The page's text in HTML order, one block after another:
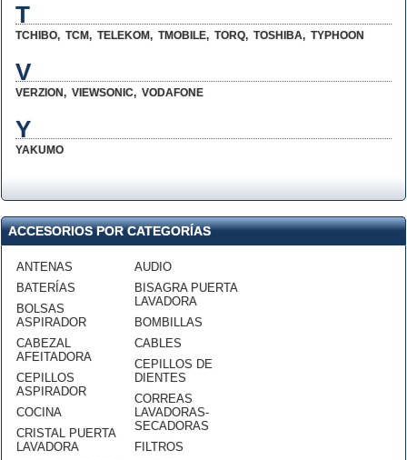
T
TCHIBO, TCM, TELEKOM, TMOBILE, TORQ, TOSHIBA, TYPHOON
V
VERZION, VIEWSONIC, VODAFONE
Y
YAKUMO
ACCESORIOS POR CATEGORÍAS
ANTENAS
BATERÍAS
BOLSAS
ASPIRADOR
CABEZAL
AFEITADORA
CEPILLOS
ASPIRADOR
COCINA
CRISTAL PUERTA
LAVADORA
AUDIO
BISAGRA PUERTA
LAVADORA
BOMBILLAS
CABLES
CEPILLOS DE
DIENTES
CORREAS
LAVADORAS-
SECADORAS
FILTROS